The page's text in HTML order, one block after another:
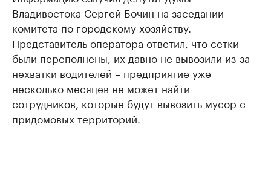
Владивостока Сергей Бочин на заседании
комитета по городскому хозяйству.
Представитель оператора ответил, что сетки
были переполнены, их давно не вывозили из-за
нехватки водителей – предприятие уже
несколько месяцев не может найти
сотрудников, которые будут вывозить мусор с
придомовых территорий.